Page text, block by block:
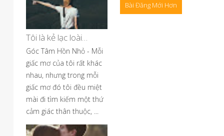
Tôi là kẻ lạc loài…
Góc Tâm Hồn Nhỏ - Mỗi
giấc mơ của tôi rất khác
nhau, nhưng trong mỗi
giấc mơ đó tôi đều miệt
mài đi tìm kiếm một thứ
cảm giác thân thuộc, ...
Bài Đăng Mới Hơn